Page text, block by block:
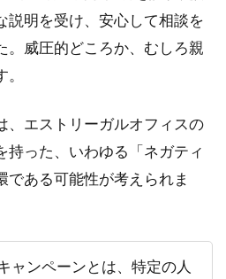
説明を受け、安心して相談を
。威圧的どころか、むしろ親
、エストリーガルオフィスの
持った、いわゆる「ネガティ
である可能性が考えられま
ャンペーンとは、特定の人